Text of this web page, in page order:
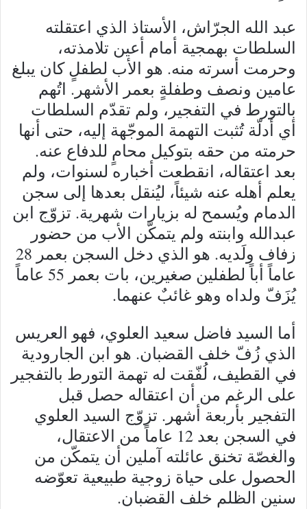
عبد الله الجرّاش، الأستاذ الذي اعتقلته
السلطات بهمجية أمام أعين تلامذته،
وحرمت أسرته منه. هو الأب لطفلٍ كان يبلغ
عامين ونصف وطفلةٍ بعمر الأشهر. اتُهم
بالتورط في التفجير، ولم تقدّم السلطات
أي أدلّة تُثبت التهمة الموجّهة إليه، حتى أنها
حرمته من حقه بتوكيل محامٍ للدفاع عنه.
بعد اعتقاله، انقطعت أخباره لسنوات، ولم
يعلم أهله عنه شيئاً، ليُنقل بعدها إلى سجن
الدمام ويُسمح له بزيارات شهرية. تزوّج ابن
عبدالله وابنته ولم يتمكّن الأب من حضور
زفاف ولَديه. هو الذي دخل السجن بعمر 28
عاماً أباً لطفلين صغيرين، بات بعمر 55 عاماً
يُزَفّ ولداه وهو غائبٌ عنهما.
أما السيد فاضل سعيد العلوي، فهو العريس
الذي زُفّ خلف القضبان. هو ابن الجارودية
في القطيف، لُفّقت له تهمة التورط بالتفجير
على الرغم من أن اعتقاله حصل قبل
التفجير بأربعة أشهر. تزوّج السيد العلوي
في السجن بعد 12 عاماً من الاعتقال،
والغصّة تخنق عائلته آملين أن يتمكّن من
الحصول على حياة زوجية طبيعية تعوّضه
سنين الظلم خلف القضبان.